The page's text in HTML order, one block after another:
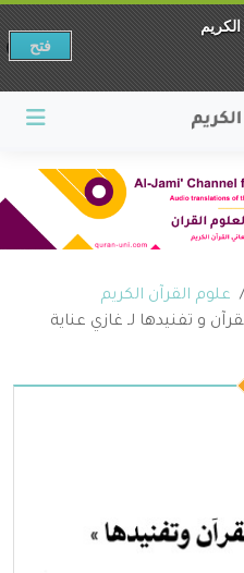
علوم القرآن الكريم
و تفنيدها لـ غازي عناية
فتح